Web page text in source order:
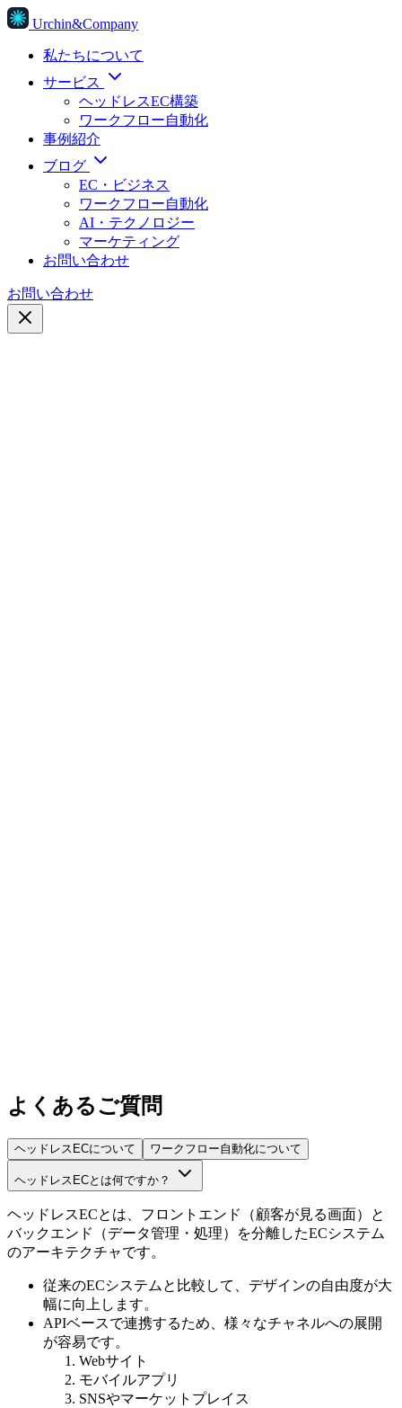
Urchin&Company
私たちについて
サービス
ヘッドレスEC構築
ワークフロー自動化
事例紹介
ブログ
EC・ビジネス
ワークフロー自動化
AI・テクノロジー
マーケティング
お問い合わせ
お問い合わせ
よくあるご質問
ヘッドレスECについて ワークフロー自動化について
ヘッドレスECとは何ですか？
ヘッドレスECとは、フロントエンド（顧客が見る画面）と
バックエンド（データ管理・処理）を分離したECシステム
のアーキテクチャです。
従来のECシステムと比較して、デザインの自由度が大
幅に向上します。
APIベースで連携するため、様々なチャネルへの展開
が容易です。
Webサイト
モバイルアプリ
SNSやマーケットプレイス